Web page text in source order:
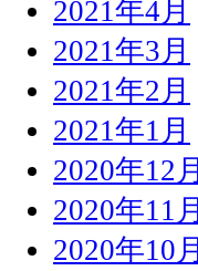
2021年4月
2021年3月
2021年2月
2021年1月
2020年12月
2020年11月
2020年10月